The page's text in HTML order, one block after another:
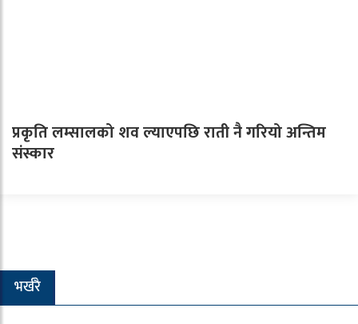
प्रकृति लम्सालको शव ल्याएपछि राती नै गरियो अन्तिम
संस्कार
भर्खरै